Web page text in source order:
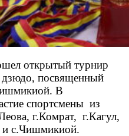
открытый турнир
дзюдо, посвященный
В
спортсмены из
г.Комрат, г.Кагул,
и с.Чишмикиой.